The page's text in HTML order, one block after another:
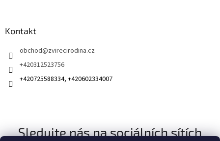
Kontakt
obchod@zvirecirodina.cz
+420312523756
+420725588334, +420602334007
Sledujte nás na sociálních sítích